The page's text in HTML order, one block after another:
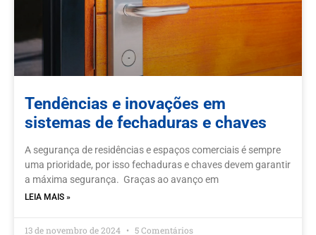
Tendências e inovações em
sistemas de fechaduras e chaves
A segurança de residências e espaços comerciais é sempre
uma prioridade, por isso fechaduras e chaves devem garantir
a máxima segurança. Graças ao avanço em
LEIA MAIS »
13 de novembro de 2024 5 Comentários